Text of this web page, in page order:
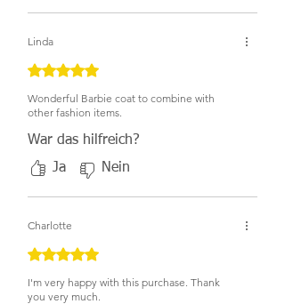
Linda
Mit 5 von 5 Sternen bewertet.
Wonderful Barbie coat to combine with
other fashion items.
War das hilfreich?
Ja
Nein
Charlotte
Mit 5 von 5 Sternen bewertet.
I'm very happy with this purchase. Thank
you very much.